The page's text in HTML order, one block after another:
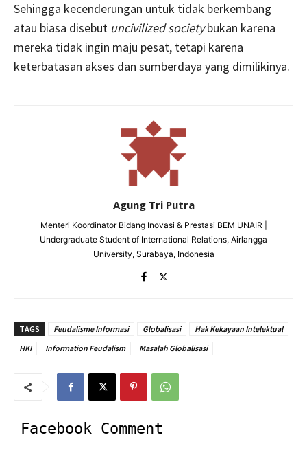
Sehingga kecenderungan untuk tidak berkembang
atau biasa disebut uncivilized societybukan karena
mereka tidak ingin maju pesat, tetapi karena
keterbatasan akses dan sumberdaya yang dimilikinya.
Agung Tri Putra
Menteri Koordinator Bidang Inovasi & Prestasi BEM UNAIR |
Undergraduate Student of International Relations, Airlangga
University, Surabaya, Indonesia
TAGS Feudalisme Informasi Globalisasi
Hak Kekayaan Intelektual
HKI
Information Feudalism Masalah Globalisasi
Facebook Comment